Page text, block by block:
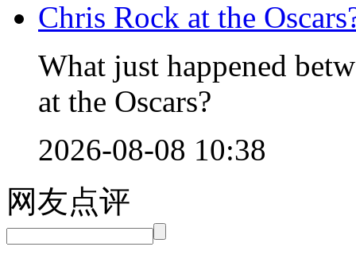
What just happened
at the Oscars?
2026-08-08 10:38
网友点评